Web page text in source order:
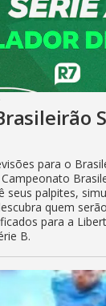
para o
seus palpites,
quem
para a
B.